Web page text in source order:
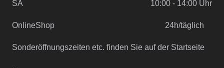
SA
10:00 - 14:00 Uhr
OnlineShop 24h/täglich
Sonderöffnungszeiten etc. finden Sie auf der Startseite